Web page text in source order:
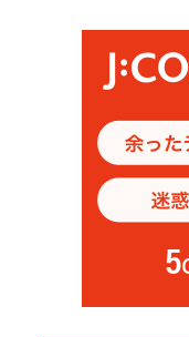
ることです。
データ盛が適用さ
ちろん、通常ギガ
で持ち越せ
い月でも、余った
ただし、持ち越し